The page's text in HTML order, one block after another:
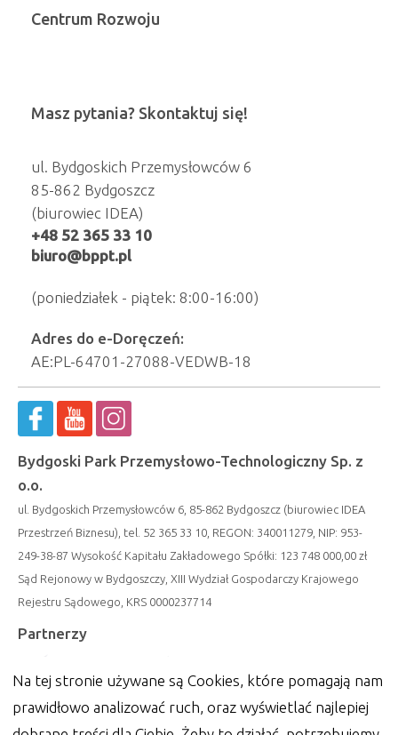
Centrum Rozwoju
Masz pytania? Skontaktuj się!
ul. Bydgoskich Przemysłowców 6
85-862 Bydgoszcz
(biurowiec IDEA)
+48 52 365 33 10
biuro@bppt.pl
(poniedziałek - piątek: 8:00-16:00)
Adres do e-Doręczeń:
AE:PL-64701-27088-VEDWB-18
Bydgoski Park Przemysłowo-Technologiczny Sp. z
o.o.
ul. Bydgoskich Przemysłowców 6, 85-862 Bydgoszcz (biurowiec IDEA
Przestrzeń Biznesu), tel. 52 365 33 10, REGON: 340011279, NIP: 953-
249-38-87 Wysokość Kapitału Zakładowego Spółki: 123 748 000,00 zł
Sąd Rejonowy w Bydgoszczy, XIII Wydział Gospodarczy Krajowego
Rejestru Sądowego, KRS 0000237714
Partnerzy
Na tej stronie używane są Cookies, które pomagają nam
prawidłowo analizować ruch, oraz wyświetlać najlepiej